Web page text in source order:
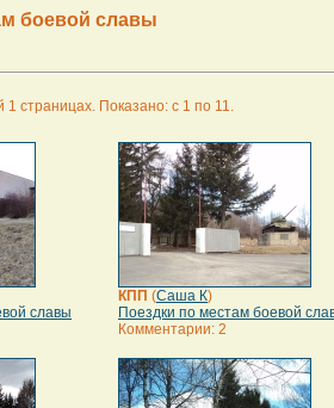
боевой славы
страницах. Показано: с 1 по 11.
славы
КПП (Саша К)
Поездки по местам боевой
Комментарии: 2